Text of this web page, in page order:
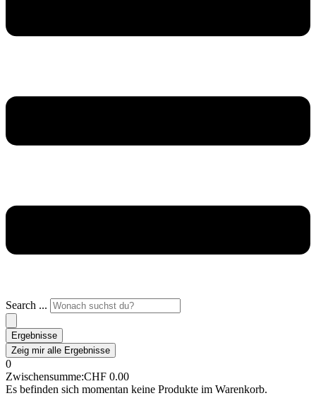
Search ...
Ergebnisse
Zeig mir alle Ergebnisse
0
Zwischensumme:CHF 0.00
Es befinden sich momentan keine Produkte im Warenkorb.